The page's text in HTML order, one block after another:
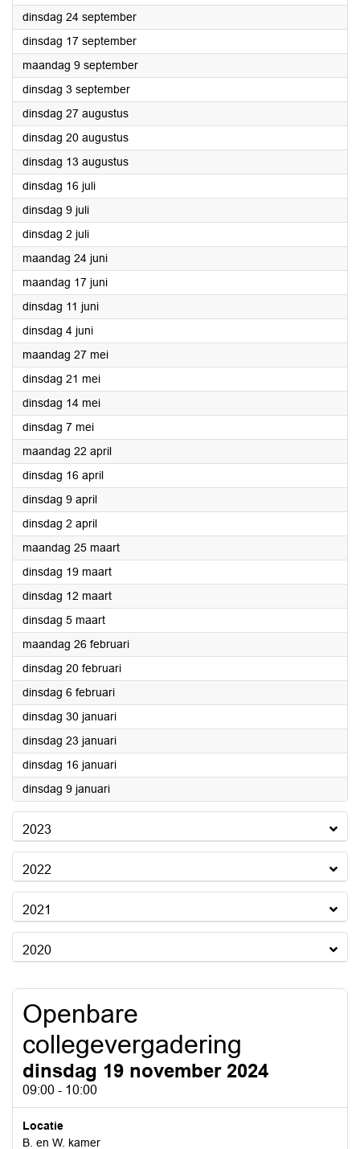
dinsdag 24 september2024
dinsdag 17 september2024
maandag 9 september2024
dinsdag 3 september2024
dinsdag 27 augustus2024
dinsdag 20 augustus2024
dinsdag 13 augustus2024
dinsdag 16 juli2024
dinsdag 9 juli2024
dinsdag 2 juli2024
maandag 24 juni2024
maandag 17 juni2024
dinsdag 11 juni2024
dinsdag 4 juni2024
maandag 27 mei2024
dinsdag 21 mei2024
dinsdag 14 mei2024
dinsdag 7 mei2024
maandag 22 april2024
dinsdag 16 april2024
dinsdag 9 april2024
dinsdag 2 april2024
maandag 25 maart2024
dinsdag 19 maart2024
dinsdag 12 maart2024
dinsdag 5 maart2024
maandag 26 februari2024
dinsdag 20 februari2024
dinsdag 6 februari2024
dinsdag 30 januari2024
dinsdag 23 januari2024
dinsdag 16 januari2024
dinsdag 9 januari2024
2023
2022
2021
2020
Openbare
collegevergadering
dinsdag 19 november 2024
09:00 - 10:00
Locatie
B. en W. kamer